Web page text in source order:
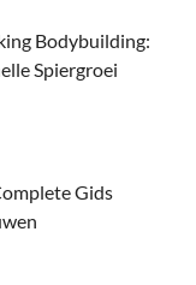
Bodybuilding:
Spiergroei
Gids